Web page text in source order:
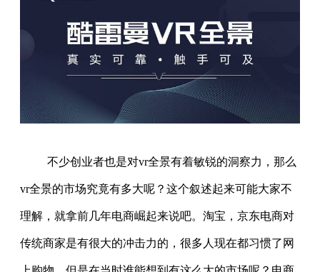
不少创业者也是对vr全景有着敏锐的洞察力，那么
vr全景的市场究竟有多大呢？这个叙述起来可能大家不
理解，就拿前几年电商崛起来说吧。淘宝，京东电商对
传统商家是有很大的冲击力的，很多人现在都习惯了网